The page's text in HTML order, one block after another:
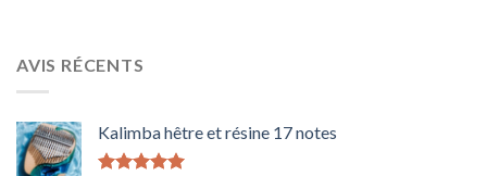
AVIS RÉCENTS
Kalimba hêtre et résine 17 notes